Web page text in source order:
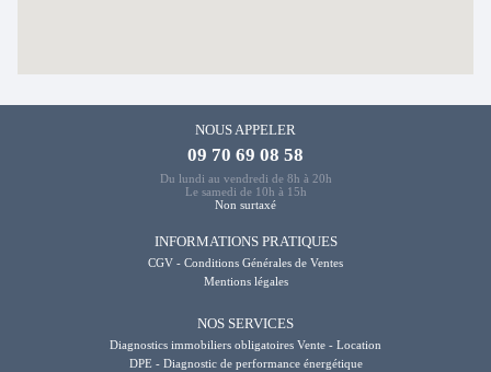
NOUS APPELER
09 70 69 08 58
Du lundi au vendredi de 8h à 20h
Le samedi de 10h à 15h
Non surtaxé
INFORMATIONS PRATIQUES
CGV - Conditions Générales de Ventes
Mentions légales
NOS SERVICES
Diagnostics immobiliers obligatoires Vente - Location
DPE - Diagnostic de performance énergétique